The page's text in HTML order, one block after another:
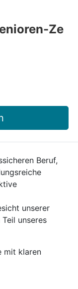
Ze
Beruf,
unserer
unseres
mit klaren